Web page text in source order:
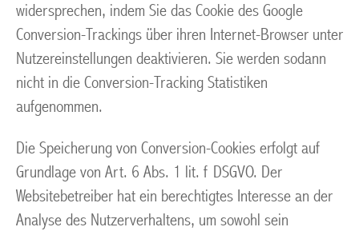
widersprechen, indem Sie das Cookie des Google
Conversion-Trackings über ihren Internet-Browser unter
Nutzereinstellungen deaktivieren. Sie werden sodann
nicht in die Conversion-Tracking Statistiken
aufgenommen.
Die Speicherung von Conversion-Cookies erfolgt auf
Grundlage von Art. 6 Abs. 1 lit. f DSGVO. Der
Websitebetreiber hat ein berechtigtes Interesse an der
Analyse des Nutzerverhaltens, um sowohl sein